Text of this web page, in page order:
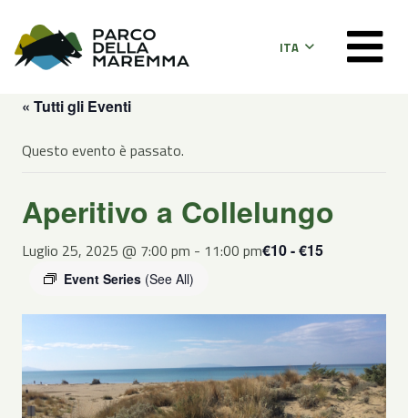
ITA
« Tutti gli Eventi
Questo evento è passato.
Aperitivo a Collelungo
Luglio 25, 2025 @ 7:00 pm - 11:00 pm
Event Series (See All)
€10 - €15